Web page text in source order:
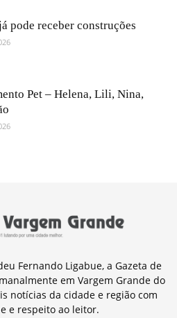
pode receber construções
Pet – Helena, Lili, Nina,
Fernando Ligabue, a Gazeta de
em Vargem Grande do
notícias da cidade e região com
e respeito ao leitor.